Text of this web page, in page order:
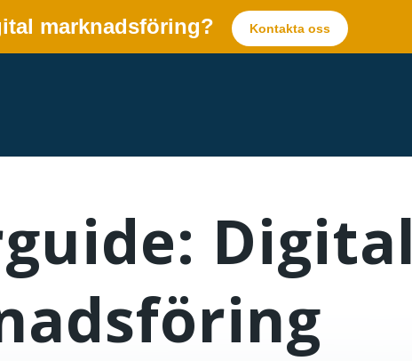
marknadsföring? Kontakta oss
Digital